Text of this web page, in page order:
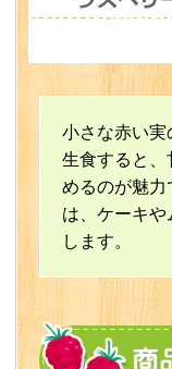
小さな赤い
生食すると
めるのが魅
は、ケーキ
します。